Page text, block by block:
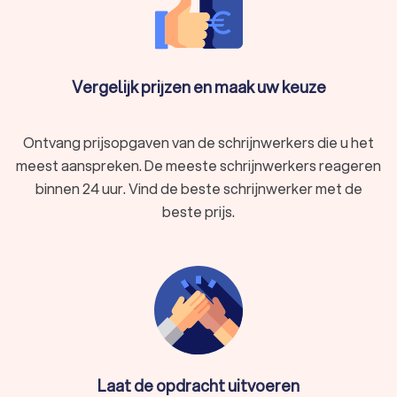
beschikbaarheid van materialen.
Een kleinere ecologische voetafdruk
door beperkte reistijden.
Vergelijk schrijnwerkers in de buurt
voor uw project. Vergelijk offertes, lees reviews, en maak een
geïnformeerde keuze die kwaliteit en betrouwbaarheid
garandeert. Start uw zoektocht op Trustlocal en zet de
eerste stap naar de realisatie van uw droomproject in
Vergelijk prijzen en maak uw keuze
Ontvang prijsopgaven van de schrijnwerkers die u het
meest aanspreken. De meeste schrijnwerkers reageren
binnen 24 uur. Vind de beste schrijnwerker met de
beste prijs.
Laat de opdracht uitvoeren